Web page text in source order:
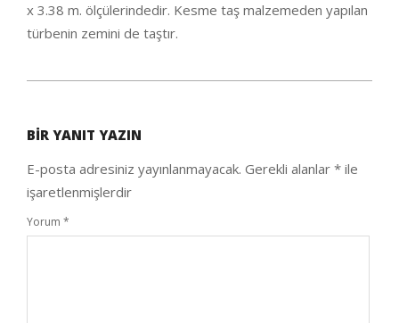
x 3.38 m. ölçülerindedir. Kesme taş malzemeden yapılan
türbenin zemini de taştır.
30
BIR YANIT YAZIN
E-posta adresiniz yayınlanmayacak. Gerekli alanlar * ile
işaretlenmişlerdir
Yorum *